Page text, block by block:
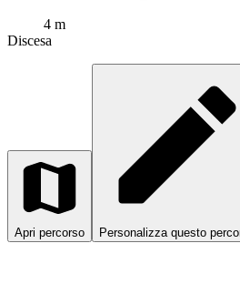
4 m
Discesa
Apri percorso Personalizza questo